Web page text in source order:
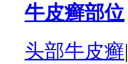
牛皮癣部位
头部牛皮癣|